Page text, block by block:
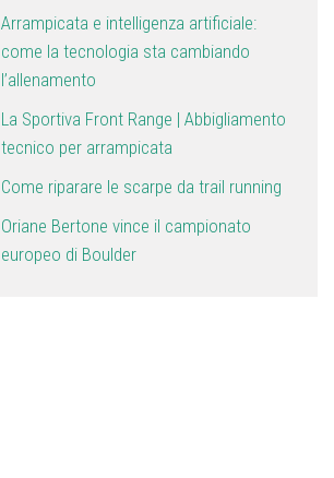
Arrampicata e intelligenza artificiale:
come la tecnologia sta cambiando
l’allenamento
La Sportiva Front Range | Abbigliamento
tecnico per arrampicata
Come riparare le scarpe da trail running
Oriane Bertone vince il campionato
europeo di Boulder